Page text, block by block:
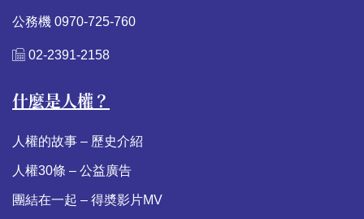
公務機 0970-725-760
02-2391-2158
什麼是人權？
人權的故事 – 歷史介紹
人權30條 – 公益廣告
團結在一起 – 得奬影片MV